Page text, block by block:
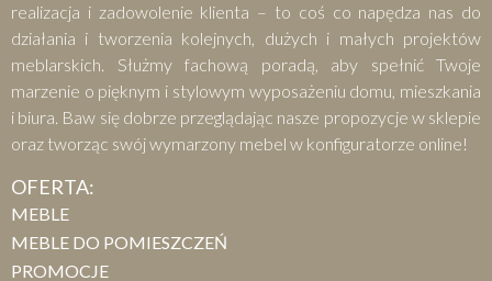
realizacja i zadowolenie klienta – to coś co napędza nas do
działania i tworzenia kolejnych, dużych i małych projektów
meblarskich. Służmy fachową poradą, aby spełnić Twoje
marzenie o pięknym i stylowym wyposażeniu domu, mieszkania
i biura. Baw się dobrze przeglądając nasze propozycje w sklepie
oraz tworząc swój wymarzony mebel w konfiguratorze online!
OFERTA:
MEBLE
MEBLE DO POMIESZCZEŃ
PROMOCJE